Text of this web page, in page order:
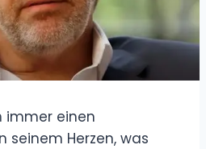
immer einen
seinem Herzen, was